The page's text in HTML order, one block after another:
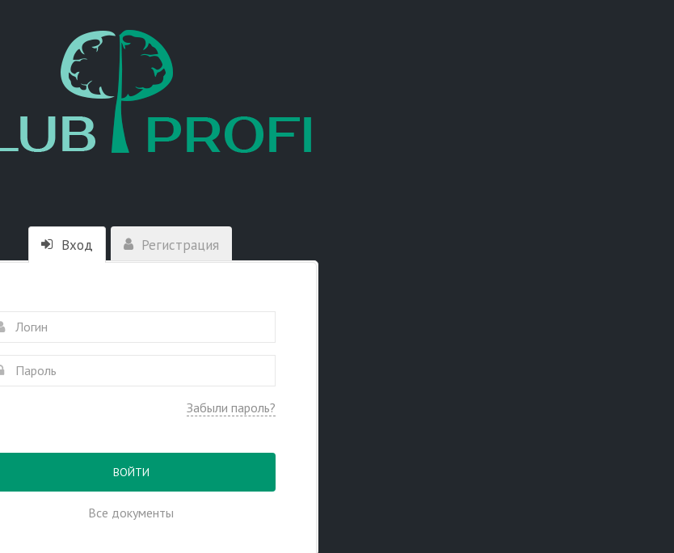
Вход Регистрация
Забыли пароль?
ВОЙТИ
Все документы